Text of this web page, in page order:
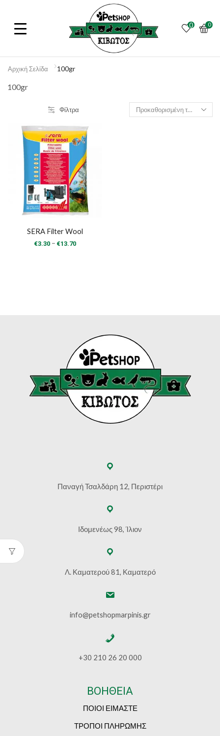
0 0
Αρχική Σελίδα 100gr
100gr
Φίλτρα
SERA Filter Wool
€3.30 – €13.70Price
Παναγή Τσαλδάρη 12, Περιστέρι
Ιδομενέως 98, Ίλιον
Λ. Καματερού 81, Καματερό
info@petshopmarpinis.gr
+30 210 26 20 000
ΒΟΗΘΕΙΑ
ΠΟΙΟΙ ΕΙΜΑΣΤΕ
ΤΡΟΠΟΙ ΠΛΗΡΩΜΗΣ